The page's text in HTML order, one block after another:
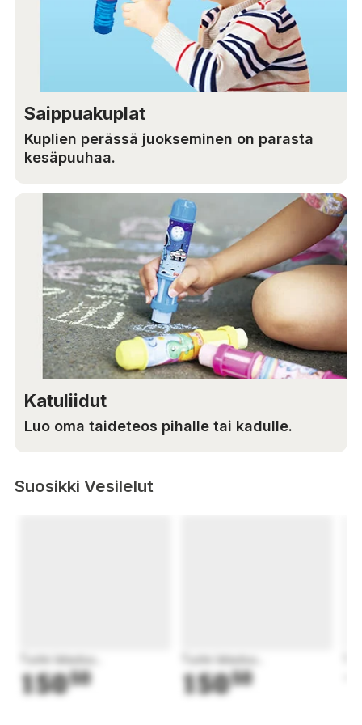
Saippuakuplat
Kuplien perässä juokseminen on parasta
kesäpuuhaa.
Katuliidut
Luo oma taideteos pihalle tai kadulle.
Suosikki Vesilelut
Tuote latautuu...
15050
Tuote latautuu...
15050